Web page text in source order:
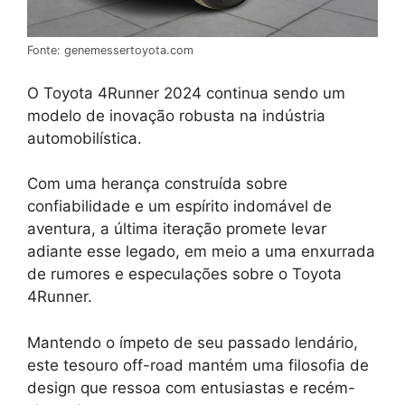
Fonte: genemessertoyota.com
O Toyota 4Runner 2024 continua sendo um
modelo de inovação robusta na indústria
automobilística.
Com uma herança construída sobre
confiabilidade e um espírito indomável de
aventura, a última iteração promete levar
adiante esse legado, em meio a uma enxurrada
de rumores e especulações sobre o Toyota
4Runner.
Mantendo o ímpeto de seu passado lendário,
este tesouro off-road mantém uma filosofia de
design que ressoa com entusiastas e recém-